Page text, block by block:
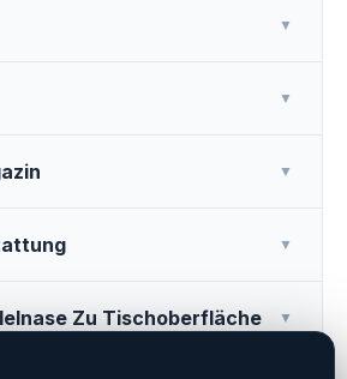
▼
▼
▼
▼
Zu Tischoberfläche ▼